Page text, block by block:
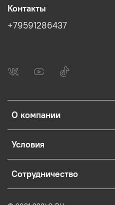
О компании
Условия
Сотрудничество
Контакты
+79591286437